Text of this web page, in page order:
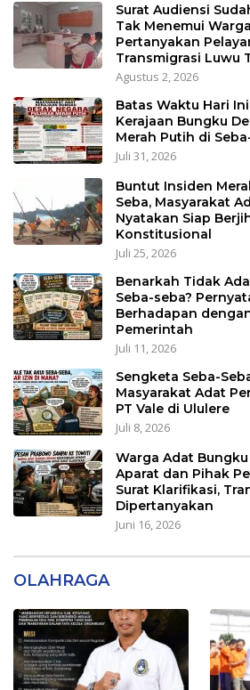
Surat Audiensi
Tak Menemui
Pertanyakan
Transmigrasi Luwu
Agustus 2, 2026
Batas Waktu Hari
Kerajaan Bungku
Merah Putih di
Juli 31, 2026
Buntut Insiden
Seba, Masyarakat
Nyatakan Siap
Konstitusional
Juli 25, 2026
Benarkah Tidak
Seba-seba?
Berhadapan
Pemerintah
Juli 11, 2026
Sengketa Seba-
Masyarakat Adat
PT Vale di Ululere
Juli 8, 2026
Warga Adat
Aparat dan Pihak
Surat Klarifikasi,
Dipertanyakan
Juni 16, 2026
OLAHRAGA